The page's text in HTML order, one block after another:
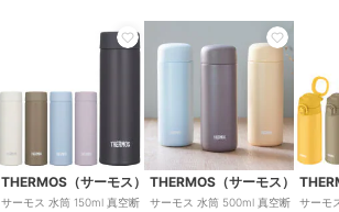
オリーブグリーン、ブラックジェ
イド、ミストベージュ、ピンクパ
ープル、スノーホワイト、アイス
ブルー
内びん：ステンレス鋼
胴部：ステンレス鋼（アクリル樹
脂塗装）
THERMOS（サーモス）
サーモス 水筒 150ml 真空断
THERMOS（サーモス）
サーモス 水筒 500ml 真空断
サーモ